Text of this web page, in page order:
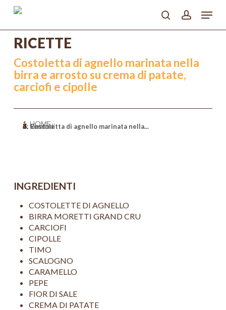
Skip
content
searchaccount
Menu
RICETTE
Costoletta di agnello marinata nella
birra e arrosto su crema di patate,
carciofi e cipolle
HOME
>
Ricette
>
Secondi
>
Costoletta di agnello marinata nella...
INGREDIENTI
COSTOLETTE DI AGNELLO
BIRRA MORETTI GRAND CRU
CARCIOFI
CIPOLLE
TIMO
SCALOGNO
CARAMELLO
PEPE
FIOR DI SALE
CREMA DI PATATE
Close